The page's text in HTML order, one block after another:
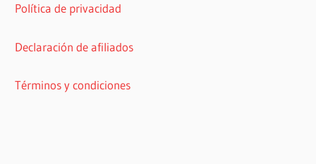
Política de privacidad
Declaración de afiliados
Términos y condiciones